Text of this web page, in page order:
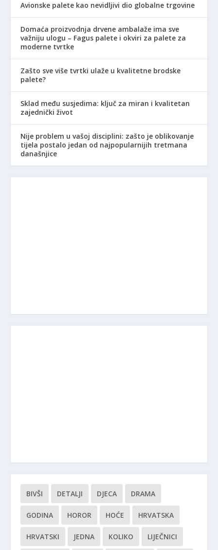
Avionske palete kao nevidljivi dio globalne trgovine
Domaća proizvodnja drvene ambalaže ima sve
važniju ulogu – Fagus palete i okviri za palete za
moderne tvrtke
Zašto sve više tvrtki ulaže u kvalitetne brodske
palete?
Sklad među susjedima: ključ za miran i kvalitetan
zajednički život
Nije problem u vašoj disciplini: zašto je oblikovanje
tijela postalo jedan od najpopularnijih tretmana
današnjice
BIVŠI DETALJI DJECA DRAMA
GODINA HOROR HOĆE HRVATSKA
HRVATSKI JEDNA KOLIKO LIJEČNICI